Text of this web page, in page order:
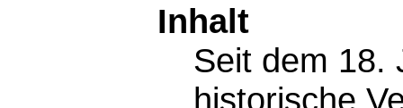
Inhalt
Seit dem 18.
historische